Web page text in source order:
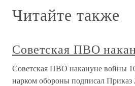
Читайте также
Советская ПВО
Советская ПВО накануне войны
нарком обороны подписал